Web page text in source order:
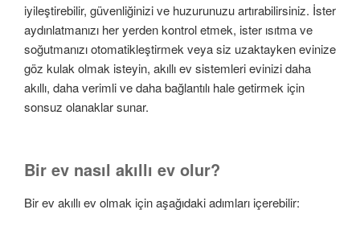
iyileştirebilir, güvenliğinizi ve huzurunuzu artırabilirsiniz. İster
aydınlatmanızı her yerden kontrol etmek, ister ısıtma ve
soğutmanızı otomatikleştirmek veya siz uzaktayken evinize
göz kulak olmak isteyin, akıllı ev sistemleri evinizi daha
akıllı, daha verimli ve daha bağlantılı hale getirmek için
sonsuz olanaklar sunar.
Bir ev nasıl akıllı ev olur?
Bir ev akıllı ev olmak için aşağıdaki adımları içerebilir: